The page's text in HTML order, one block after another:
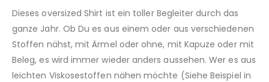
Dieses oversized Shirt ist ein toller Begleiter durch das
ganze Jahr. Ob Du es aus einem oder aus verschiedenen
Stoffen nähst, mit Ärmel oder ohne, mit Kapuze oder mit
Beleg, es wird immer wieder anders aussehen. Wer es aus
leichten Viskosestoffen nähen möchte (Siehe Beispiel in